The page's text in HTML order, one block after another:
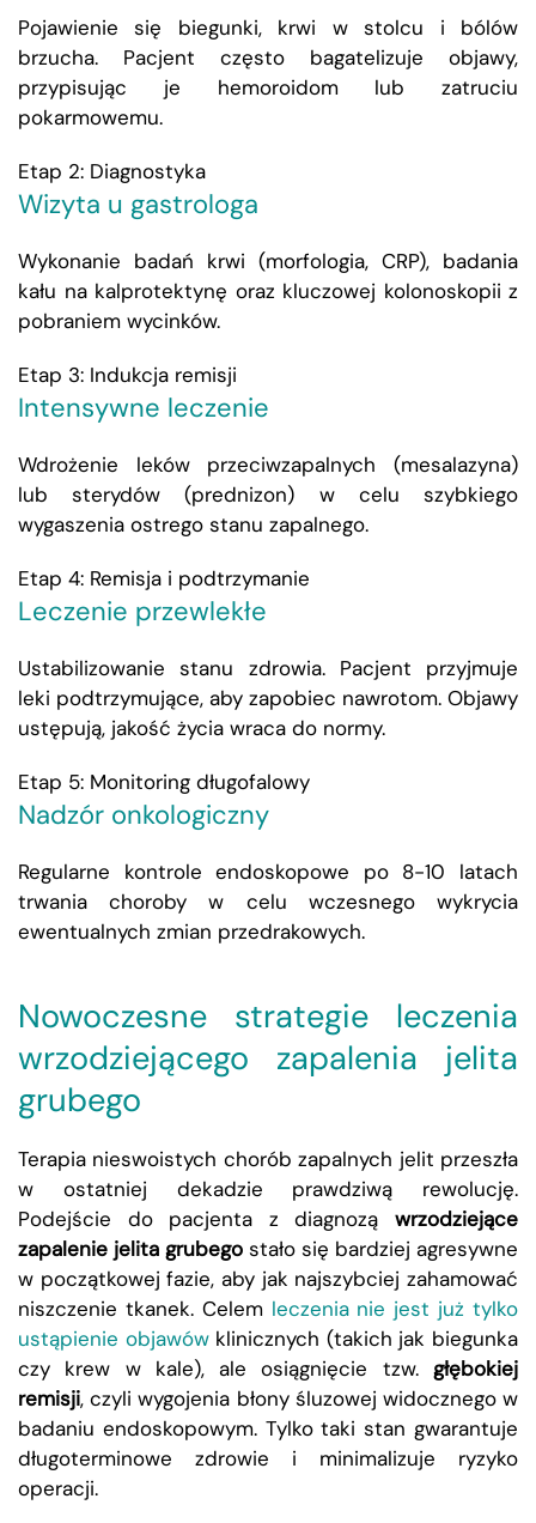
Pojawienie się biegunki, krwi w stolcu i bólów
brzucha. Pacjent często bagatelizuje objawy,
przypisując je hemoroidom lub zatruciu
pokarmowemu.
Etap 2: Diagnostyka
Wizyta u gastrologa
Wykonanie badań krwi (morfologia, CRP), badania
kału na kalprotektynę oraz kluczowej kolonoskopii z
pobraniem wycinków.
Etap 3: Indukcja remisji
Intensywne leczenie
Wdrożenie leków przeciwzapalnych (mesalazyna)
lub sterydów (prednizon) w celu szybkiego
wygaszenia ostrego stanu zapalnego.
Etap 4: Remisja i podtrzymanie
Leczenie przewlekłe
Ustabilizowanie stanu zdrowia. Pacjent przyjmuje
leki podtrzymujące, aby zapobiec nawrotom. Objawy
ustępują, jakość życia wraca do normy.
Etap 5: Monitoring długofalowy
Nadzór onkologiczny
Regularne kontrole endoskopowe po 8-10 latach
trwania choroby w celu wczesnego wykrycia
ewentualnych zmian przedrakowych.
Nowoczesne strategie leczenia
wrzodziejącego zapalenia jelita
grubego
Terapia nieswoistych chorób zapalnych jelit przeszła
w ostatniej dekadzie prawdziwą rewolucję.
Podejście do pacjenta z diagnozą wrzodziejące
zapalenie jelita grubego stało się bardziej agresywne
w początkowej fazie, aby jak najszybciej zahamować
niszczenie tkanek. Celem leczenia nie jest już tylko
ustąpienie objawówklinicznych (takich jak biegunka
czy krew w kale), ale osiągnięcie tzw. głębokiej
remisji, czyli wygojenia błony śluzowej widocznego w
badaniu endoskopowym. Tylko taki stan gwarantuje
długoterminowe zdrowie i minimalizuje ryzyko
operacji.